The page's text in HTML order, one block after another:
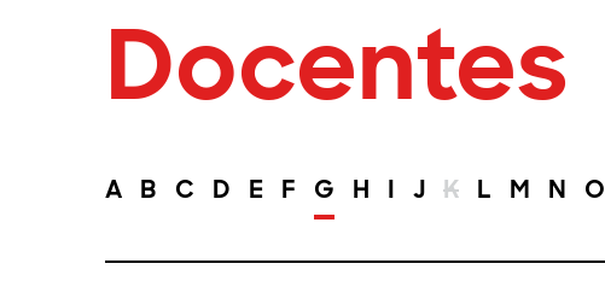
Docentes
A B C D E F G H I J K L M N O